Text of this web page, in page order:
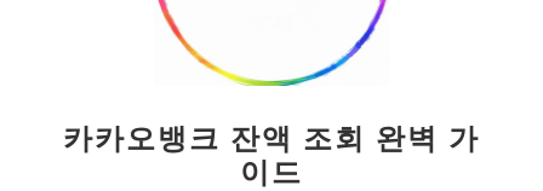
카카오뱅크 잔액 조회 완벽 가
이드